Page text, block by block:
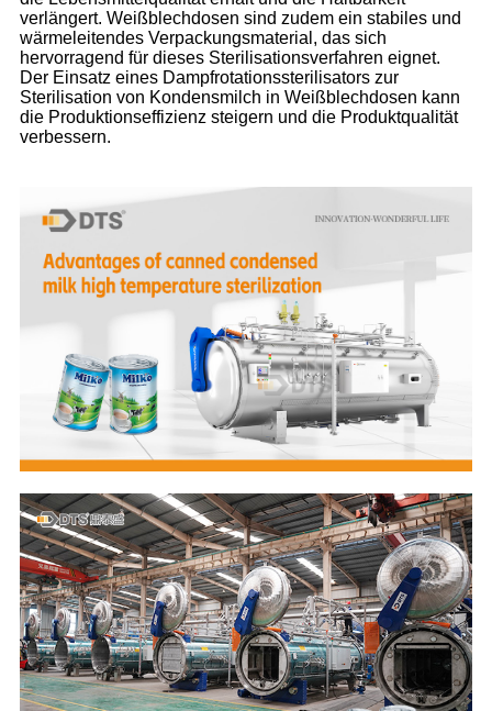
verlängert. Weißblechdosen sind zudem ein stabiles und
wärmeleitendes Verpackungsmaterial, das sich
hervorragend für dieses Sterilisationsverfahren eignet.
Der Einsatz eines Dampfrotationssterilisators zur
Sterilisation von Kondensmilch in Weißblechdosen kann
die Produktionseffizienz steigern und die Produktqualität
verbessern.